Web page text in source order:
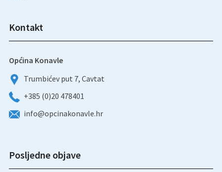
Kontakt
Općina Konavle
Trumbićev put 7, Cavtat
+385 (0)20 478401
info@opcinakonavle.hr
Posljedne objave